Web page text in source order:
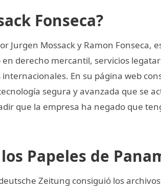
Fonseca?
Jurgen Mossack y Ramon Fonseca,
derecho mercantil, servicios
En su página web
segura y avanzada que se
que la empresa ha negado que
Papeles de
Zeitung consiguió los